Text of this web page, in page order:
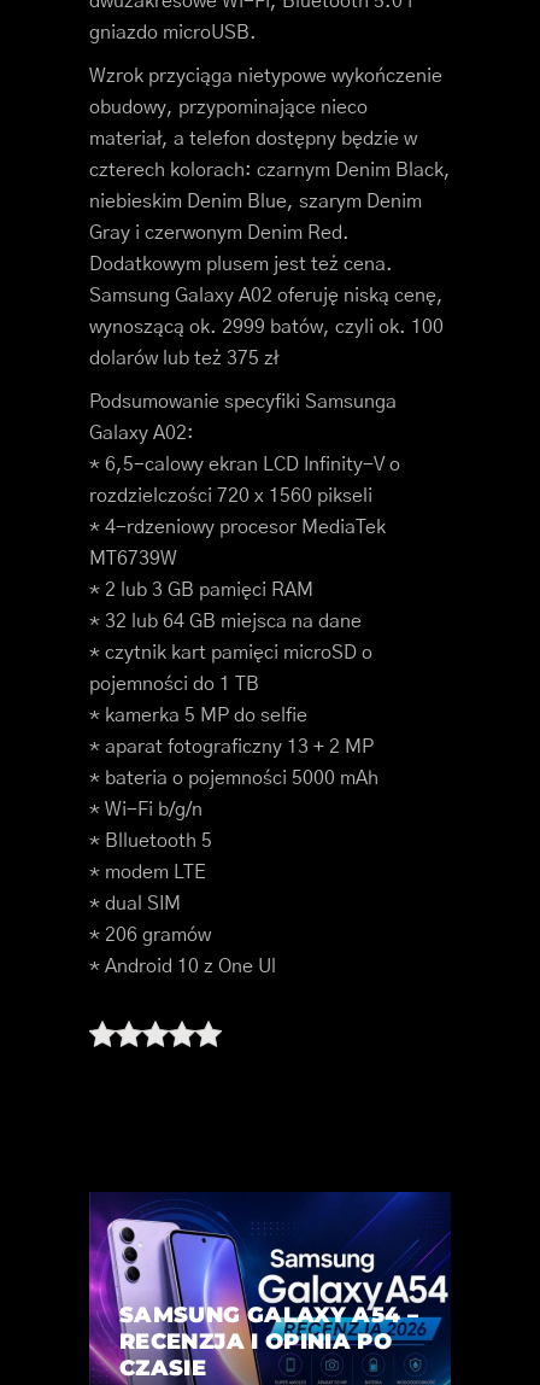
gniazdo microUSB.
Wzrok przyciąga nietypowe wykończenie
obudowy, przypominające nieco
materiał, a telefon dostępny będzie w
czterech kolorach: czarnym Denim Black,
niebieskim Denim Blue, szarym Denim
Gray i czerwonym Denim Red.
Dodatkowym plusem jest też cena.
Samsung Galaxy A02 oferuję niską cenę,
wynoszącą ok. 2999 batów, czyli ok. 100
dolarów lub też 375 zł
Podsumowanie specyfiki Samsunga
Galaxy A02:
* 6,5-calowy ekran LCD Infinity-V o
rozdzielczości 720 x 1560 pikseli
* 4-rdzeniowy procesor MediaTek
MT6739W
* 2 lub 3 GB pamięci RAM
* 32 lub 64 GB miejsca na dane
* czytnik kart pamięci microSD o
pojemności do 1 TB
* kamerka 5 MP do selfie
* aparat fotograficzny 13 + 2 MP
* bateria o pojemności 5000 mAh
* Wi-Fi b/g/n
* Blluetooth 5
* modem LTE
* dual SIM
* 206 gramów
* Android 10 z One Ul
SAMSUNG GALAXY A54 –
RECENZJA I OPINIA PO
CZASIE